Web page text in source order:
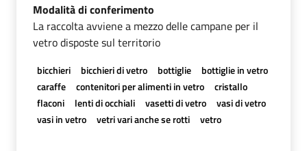
Modalità di conferimento
La raccolta avviene a mezzo delle campane per il
vetro disposte sul territorio
bicchieri bicchieri di vetro bottiglie
bottiglie in vetro
caraffe
contenitori per alimenti in vetro
cristallo
flaconi
lenti di occhiali vasetti di vetro
vasi di vetro
vasi in vetro
vetri vari anche se rotti vetro